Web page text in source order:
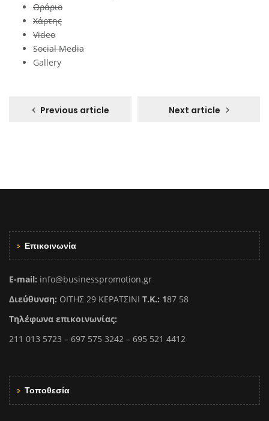
Ωράριο
Χάρτης
Video
Social Media
Gallery
Previous article Next article
Επικοινωνία
E-mail: info@businesspromotion.gr
Διεύθυνση: ΟΙΤΗΣ 29 ΚΕΡΑΤΣΙΝΙ Τ.Κ.: 187 58
Τηλέφωνα επικοινωνίας:
211 013 5723 – 697 575 3242 – 695 521 4412
Τοποθεσία